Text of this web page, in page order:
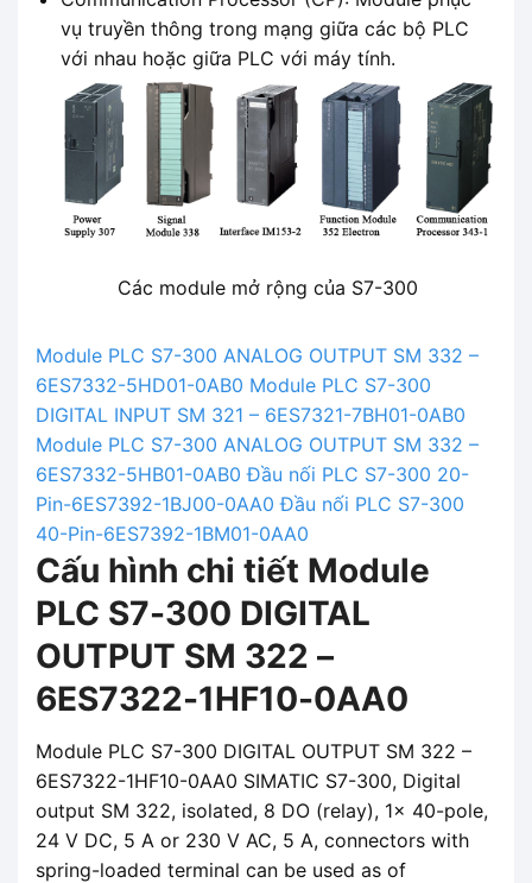
vụ truyền thông trong mạng giữa các bộ PLC
với nhau hoặc giữa PLC với máy tính.
Các module mở rộng của S7-300
Module PLC S7-300 ANALOG OUTPUT SM 332 –
6ES7332-5HD01-0AB0 Module PLC S7-300
DIGITAL INPUT SM 321 – 6ES7321-7BH01-0AB0
Module PLC S7-300 ANALOG OUTPUT SM 332 –
6ES7332-5HB01-0AB0 Đầu nối PLC S7-300 20-
Pin-6ES7392-1BJ00-0AA0 Đầu nối PLC S7-300
40-Pin-6ES7392-1BM01-0AA0
Cấu hình chi tiết Module
PLC S7-300 DIGITAL
OUTPUT SM 322 –
6ES7322-1HF10-0AA0
Module PLC S7-300 DIGITAL OUTPUT SM 322 –
6ES7322-1HF10-0AA0 SIMATIC S7-300, Digital
output SM 322, isolated, 8 DO (relay), 1x 40-pole,
24 V DC, 5 A or 230 V AC, 5 A, connectors with
spring-loaded terminal can be used as of